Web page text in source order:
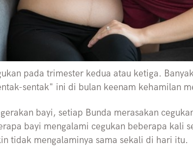
pada trimester kedua atau ketiga.
sentak" ini di bulan keenam kehamilan
bayi, setiap Bunda merasakan
bayi mengalami cegukan beberapa kali
tidak mengalaminya sama sekali di hari itu.